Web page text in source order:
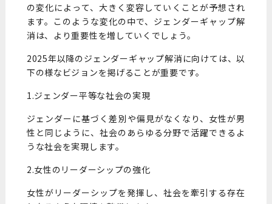
の変化によって、大きく変容していくことが予想され
ます。このような変化の中で、ジェンダーギャップ解
消は、より重要性を増していくでしょう。
2025年以降のジェンダーギャップ解消に向けては、以
下の様なビジョンを掲げることが重要です。
1.ジェンダー平等な社会の実現
ジェンダーに基づく差別や偏見がなくなり、女性が男
性と同じように、社会のあらゆる分野で活躍できるよ
うな社会を実現します。
2.女性のリーダーシップの強化
女性がリーダーシップを発揮し、社会を牽引する存在